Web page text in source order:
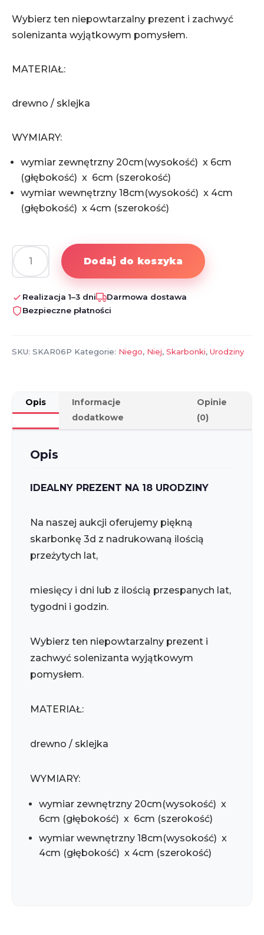
Wybierz ten niepowtarzalny prezent i zachwyć
solenizanta wyjątkowym pomysłem.
MATERIAŁ:
drewno / sklejka
WYMIARY:
wymiar zewnętrzny 20cm(wysokość) x 6cm
(głębokość) x 6cm (szerokość)
wymiar wewnętrzny 18cm(wysokość) x 4cm
(głębokość) x 4cm (szerokość)
ilość
Skarbonka
3D
na
Dodaj do koszyka
Realizacja 1–3 dni
Darmowa dostawa
Bezpieczne płatności
SKU: SKAR06P Kategorie: Niego, Niej, Skarbonki, Urodziny
Opis
Informacje
dodatkowe
Opinie
(0)
Opis
IDEALNY PREZENT NA 18 URODZINY
Na naszej aukcji oferujemy piękną
skarbonkę 3d z nadrukowaną ilością
przeżytych lat,
miesięcy i dni lub z ilością przespanych lat,
tygodni i godzin.
Wybierz ten niepowtarzalny prezent i
zachwyć solenizanta wyjątkowym
pomysłem.
MATERIAŁ:
drewno / sklejka
WYMIARY:
wymiar zewnętrzny 20cm(wysokość) x
6cm (głębokość) x 6cm (szerokość)
wymiar wewnętrzny 18cm(wysokość) x
4cm (głębokość) x 4cm (szerokość)